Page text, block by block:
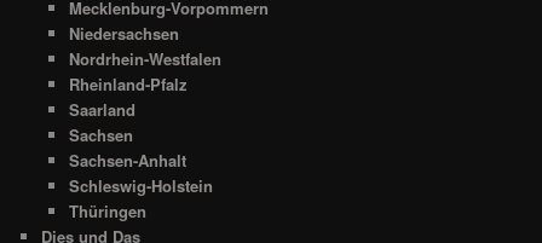
Mecklenburg-Vorpommern
Niedersachsen
Nordrhein-Westfalen
Rheinland-Pfalz
Saarland
Sachsen
Sachsen-Anhalt
Schleswig-Holstein
Thüringen
Dies und Das